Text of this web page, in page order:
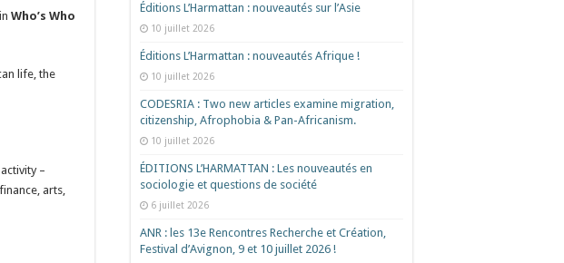
Who’s Who
life, the
–
arts,
Éditions L’Harmattan : nouveautés sur l’Asie
10 juillet 2026
Éditions L’Harmattan : nouveautés Afrique !​
10 juillet 2026
CODESRIA : Two new articles examine migration,
citizenship, Afrophobia & Pan-Africanism.
10 juillet 2026
ÉDITIONS L’HARMATTAN : Les nouveautés en
sociologie et questions de société
6 juillet 2026
ANR : les 13e Rencontres Recherche et Création,
Festival d’Avignon, 9 et 10 juillet 2026 !